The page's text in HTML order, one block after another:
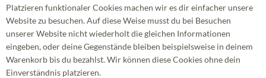
Platzieren funktionaler Cookies machen wir es dir einfacher unsere
Website zu besuchen. Auf diese Weise musst du bei Besuchen
unserer Website nicht wiederholt die gleichen Informationen
eingeben, oder deine Gegenstände bleiben beispielsweise in deinem
Warenkorb bis du bezahlst. Wir können diese Cookies ohne dein
Einverständnis platzieren.